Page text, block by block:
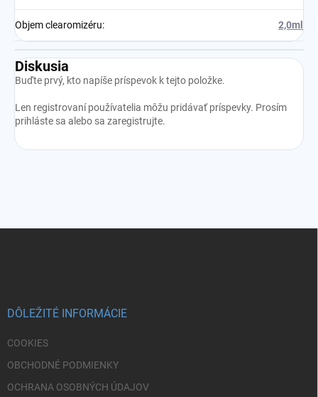
Objem clearomizéru: 2,0ml
Diskusia
Buďte prvý, kto napíše príspevok k tejto položke.
Len registrovaní používatelia môžu pridávať príspevky. Prosím
prihláste sa alebo sa zaregistrujte.
DÔLEŽITÉ INFORMÁCIE
COOKIES
OBCHODNÉ PODMIENKY
OCHRANA OSOBNÝCH ÚDAJOV